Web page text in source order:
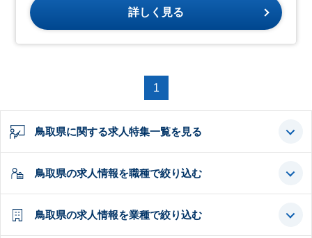
詳しく見る
1
鳥取県に関する求人特集一覧を見る
鳥取県の求人情報を職種で絞り込む
鳥取県の求人情報を業種で絞り込む